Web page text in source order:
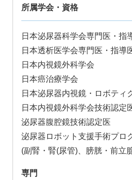
所属学会・資格
日本泌尿器科学会専門医・指
日本透析医学会専門医・指導
日本内視鏡外科学会
日本癌治療学会
日本泌尿器内視鏡・ロボティ
日本内視鏡外科学会技術認定
泌尿器腹腔鏡技術認定医
泌尿器ロボット支援手術プロ
(副腎・腎(尿管)、膀胱・前立
専門